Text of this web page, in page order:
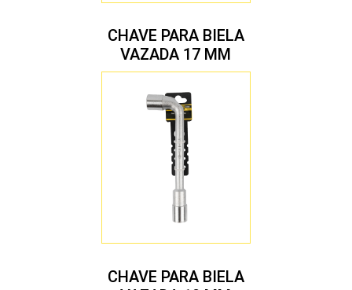
CHAVE PARA BIELA
VAZADA 17 MM
CHAVE PARA BIELA